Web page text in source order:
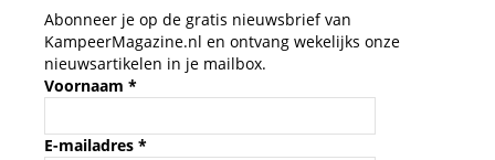
Abonneer je op de gratis nieuwsbrief van
KampeerMagazine.nl en ontvang wekelijks onze
nieuwsartikelen in je mailbox.
Voornaam *
E-mailadres *